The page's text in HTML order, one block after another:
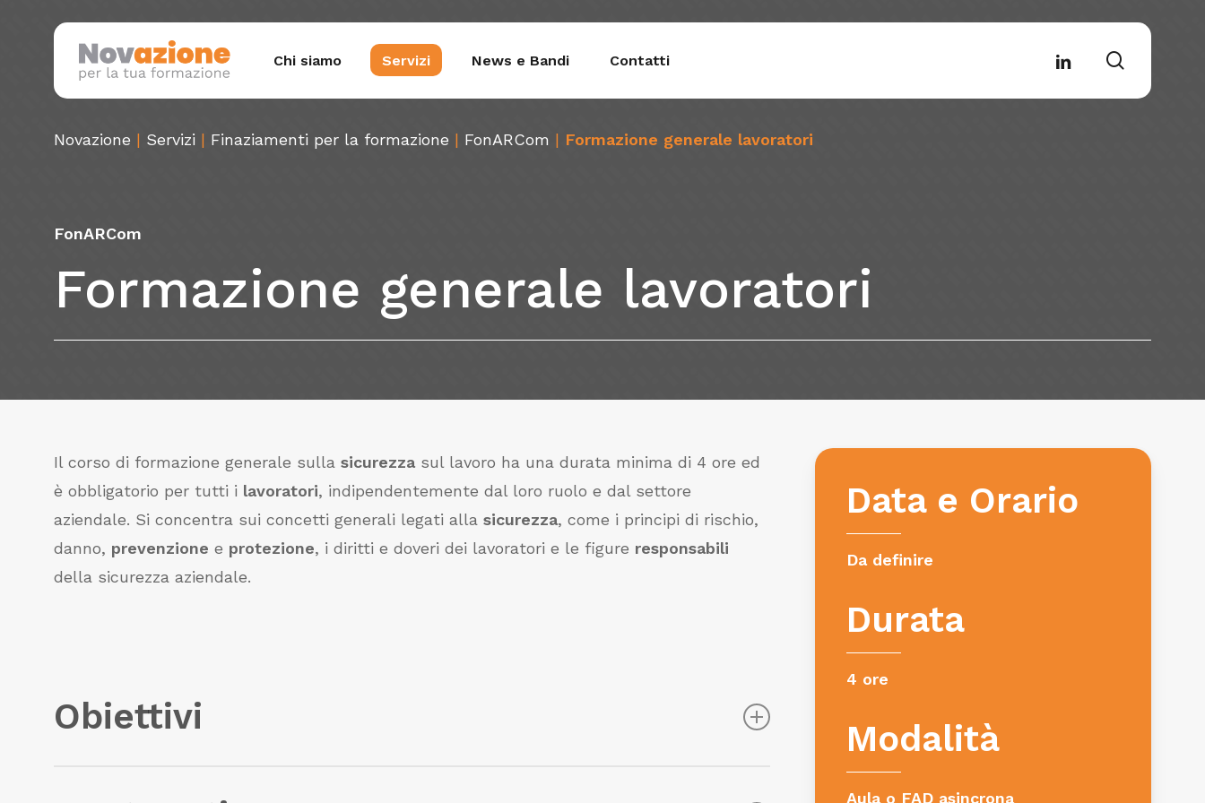
content
Premi Invio per cercare o X per chiudere
Chi siamo Servizi
Tecnologie e Processi
Sviluppo del Potenziale
Lingue
News e Bandi Contatti linkedin
Novazione | Servizi | Finaziamenti per la formazione | FonARCom | Formazione generale lavoratori
FonARCom
Formazione generale lavoratori
Il corso di formazione generale sulla sicurezza sul lavoro ha una durata minima di 4 ore ed
è obbligatorio per tutti i lavoratori, indipendentemente dal loro ruolo e dal settore
aziendale. Si concentra sui concetti generali legati alla sicurezza, come i principi di rischio,
danno, prevenzione e protezione, i diritti e doveri dei lavoratori e le figure responsabili
della sicurezza aziendale.
Obiettivi
Data e Orario
Da definire
Durata
4 ore
Modalità
Aula o FAD asincrona